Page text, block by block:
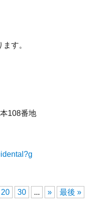
す。
108番地
20 30 ... » 最後 »